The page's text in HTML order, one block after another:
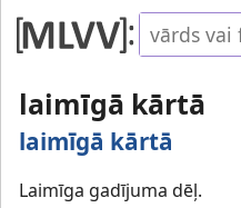
laimīgā kārtā
laimīgā kārtā
Laimīga gadījuma dēļ.